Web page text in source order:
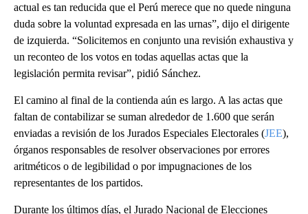
actual es tan reducida que el Perú merece que no quede ninguna
duda sobre la voluntad expresada en las urnas”, dijo el dirigente
de izquierda. “Solicitemos en conjunto una revisión exhaustiva y
un reconteo de los votos en todas aquellas actas que la
legislación permita revisar”, pidió Sánchez.
El camino al final de la contienda aún es largo. A las actas que
faltan de contabilizar se suman alrededor de 1.600 que serán
enviadas a revisión de los Jurados Especiales Electorales (JEE),
órganos responsables de resolver observaciones por errores
aritméticos o de legibilidad o por impugnaciones de los
representantes de los partidos.
Durante los últimos días, el Jurado Nacional de Elecciones